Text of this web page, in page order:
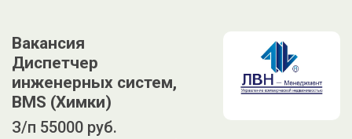
Вакансия
Диспетчер
инженерных систем,
BMS (Химки)
З/п 55000 руб.